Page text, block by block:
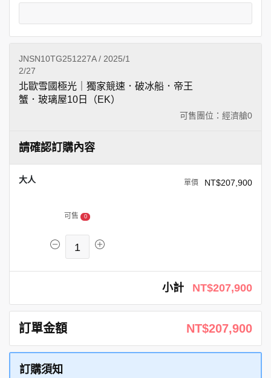
JNSN10TG251227A / 2025/1
2/27
可售團位：經濟艙0
北歐雪國極光｜獨家競速．破冰船．帝王
蟹．玻璃屋10日（EK）
請確認訂購內容
大人 NT$207,900
可售 0
1
小計 NT$207,900
訂單金額 NT$207,900
訂購須知